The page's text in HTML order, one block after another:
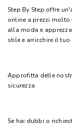
Step By Step offre
online a prezzi
alla moda e
stile e arricchire il
Approfitta delle
sicurezza.
Se hai dubbi o